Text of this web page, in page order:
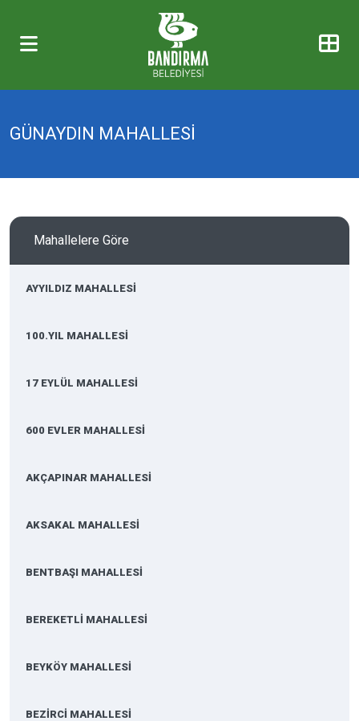
GÜNAYDIN MAHALLESİ
Mahallelere Göre
AYYILDIZ MAHALLESİ
100.YIL MAHALLESİ
17 EYLÜL MAHALLESİ
600 EVLER MAHALLESİ
AKÇAPINAR MAHALLESİ
AKSAKAL MAHALLESİ
BENTBAŞI MAHALLESİ
BEREKETLİ MAHALLESİ
BEYKÖY MAHALLESİ
BEZİRCİ MAHALLESİ